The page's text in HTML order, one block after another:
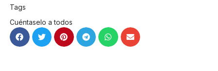
Tags
Cuéntaselo a todos